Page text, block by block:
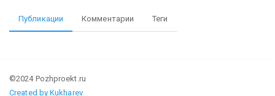
Публикации Комментарии Теги
©2024 Pozhproekt.ru
Created by Kukharev